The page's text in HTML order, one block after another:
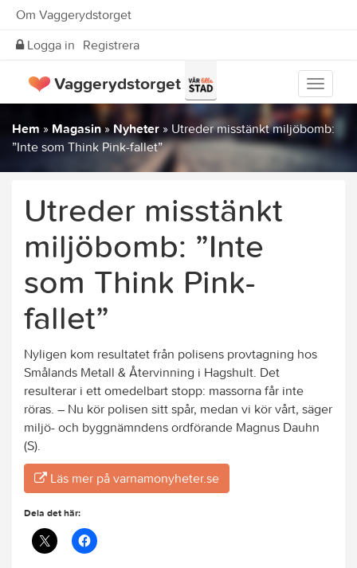
Om Vaggerydstorget
Logga in Registrera
Visa
meny
Vaggerydstorget
Hem » Magasin» Nyheter » Utreder misstänkt miljöbomb:
”Inte som Think Pink-fallet”
Utreder misstänkt
miljöbomb: ”Inte
som Think Pink-
fallet”
Nyligen kom resultatet från polisens provtagning hos
Smålands Metall & Återvinning i Hagshult. Det
resulterar i ett omedelbart stopp: massorna får inte
röras. – Nu kör polisen sitt spår, medan vi kör vårt, säger
miljö- och byggnämndens ordförande Magnus Dauhn
(S).
Läs mer på varnamonyheter.se
Dela det här: